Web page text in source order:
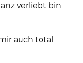
verliebt bin
auch total